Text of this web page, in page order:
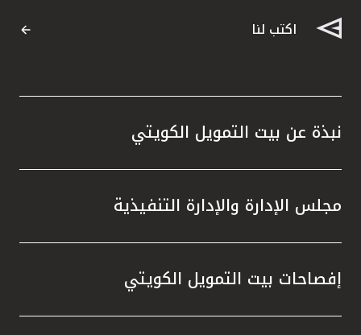
اكتب لنا
نبذة عن بيت التمويل الكويتي
مجلس الإدارة والإدارة التنفيذية
إفصاحات بيت التمويل الكويتي